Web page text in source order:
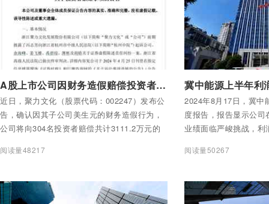
A股上市公司因财务造假赔偿投资者损失逾3000万元
近日，聚力文化（股票代码：002247）发布公
告，确认因其子公司美生元的财务造假行为，
公司将向304名投资者赔偿共计3111.2万元的
示了财务造假对上市公司及其股东带来的严重
阅读量48217
2024年8月17日，冀中
度报告，报告显示公
业绩面临严峻挑战，
阅读量50267